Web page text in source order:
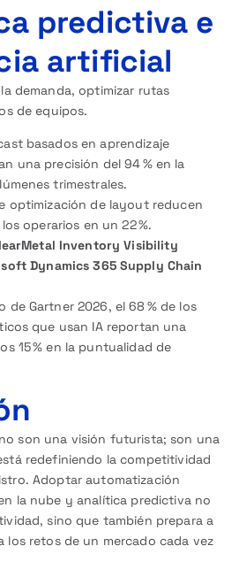
predictiva e
artificial
demanda, optimizar rutas
de equipos.
basados en aprendizaje
una precisión del 94 % en la
trimestrales.
optimización de layout reducen
operarios en un 22 %.
Inventory Visibility
Dynamics 365 Supply Chain
de Gartner 2026, el 68 % de los
que usan IA reportan una
15 % en la puntualidad de
son una visión futurista; son una
redefiniendo la competitividad
Adoptar automatización
la nube y analítica predictiva no
sino que también prepara a
los retos de un mercado cada vez